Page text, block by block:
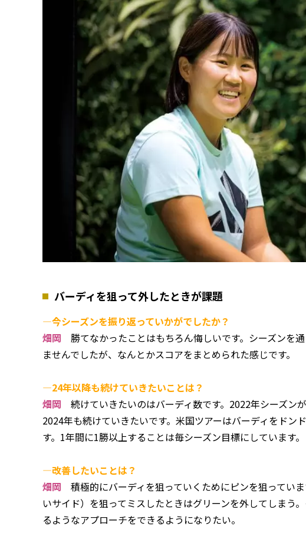
バーディを狙って外したときが課題
―今シーズンを振り返っていかがでしたか？
畑岡 勝てなかったことはもちろん悔しいです。シーズンを
ませんでしたが、なんとかスコアをまとめられた感じです。
―24年以降も続けていきたいことは？
畑岡 続けていきたいのはバーディ数です。2022年シーズン
2024年も続けていきたいです。米国ツアーはバーディをドン
す。1年間に1勝以上することは毎シーズン目標にしています。
―改善したいことは？
畑岡 積極的にバーディを狙っていくためにピンを狙ってい
いサイド）を狙ってミスしたときはグリーンを外してしまう
るようなアプローチをできるようになりたい。